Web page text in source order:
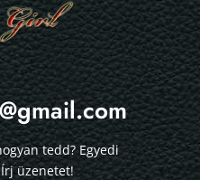
tedd? Egyedi
üzenetet!